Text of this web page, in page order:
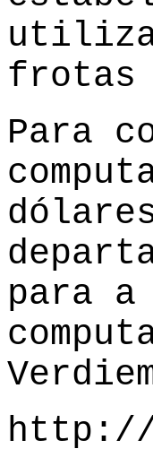
frotas
Para
para a
http://